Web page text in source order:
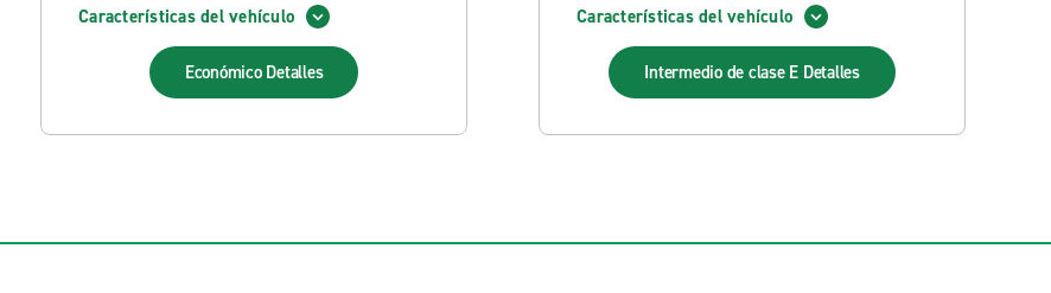
Características del vehículo
Económico Detalles
Características del vehículo
Intermedio de clase E Detalles